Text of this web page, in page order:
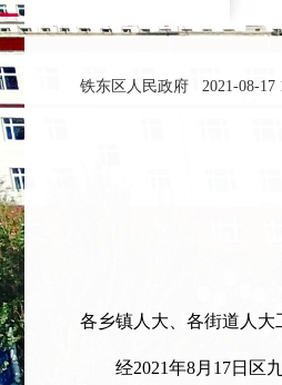
铁东区人民政府 2021-08-17
各乡镇人大、各街道人大
经2021年8月17日区九